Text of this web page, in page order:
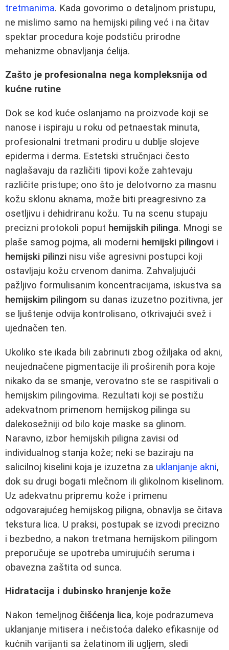
tretmanima. Kada govorimo o detaljnom pristupu,
ne mislimo samo na hemijski piling već i na čitav
spektar procedura koje podstiču prirodne
mehanizme obnavljanja ćelija.
Zašto je profesionalna nega kompleksnija od
kućne rutine
Dok se kod kuće oslanjamo na proizvode koji se
nanose i ispiraju u roku od petnaestak minuta,
profesionalni tretmani prodiru u dublje slojeve
epiderma i derma. Estetski stručnjaci često
naglašavaju da različiti tipovi kože zahtevaju
različite pristupe; ono što je delotvorno za masnu
kožu sklonu aknama, može biti preagresivno za
osetljivu i dehidriranu kožu. Tu na scenu stupaju
precizni protokoli poput hemijskih pilinga. Mnogi se
plaše samog pojma, ali moderni hemijski pilingovi i
hemijski pilinzi nisu više agresivni postupci koji
ostavljaju kožu crvenom danima. Zahvaljujući
pažljivo formulisanim koncentracijama, iskustva sa
hemijskim pilingom su danas izuzetno pozitivna, jer
se ljuštenje odvija kontrolisano, otkrivajući svež i
ujednačen ten.
Ukoliko ste ikada bili zabrinuti zbog ožiljaka od akni,
neujednačene pigmentacije ili proširenih pora koje
nikako da se smanje, verovatno ste se raspitivali o
hemijskim pilingovima. Rezultati koji se postižu
adekvatnom primenom hemijskog pilinga su
dalekosežniji od bilo koje maske sa glinom.
Naravno, izbor hemijskih piligna zavisi od
individualnog stanja kože; neki se baziraju na
salicilnoj kiselini koja je izuzetna za uklanjanje akni,
dok su drugi bogati mlečnom ili glikolnom kiselinom.
Uz adekvatnu pripremu kože i primenu
odgovarajućeg hemijskog piligna, obnavlja se čitava
tekstura lica. U praksi, postupak se izvodi precizno
i bezbedno, a nakon tretmana hemijskom pilingom
preporučuje se upotreba umirujućih seruma i
obavezna zaštita od sunca.
Hidratacija i dubinsko hranjenje kože
Nakon temeljnog čišćenja lica, koje podrazumeva
uklanjanje mitisera i nečistoća daleko efikasnije od
kućnih varijanti sa želatinom ili ugljem, sledi